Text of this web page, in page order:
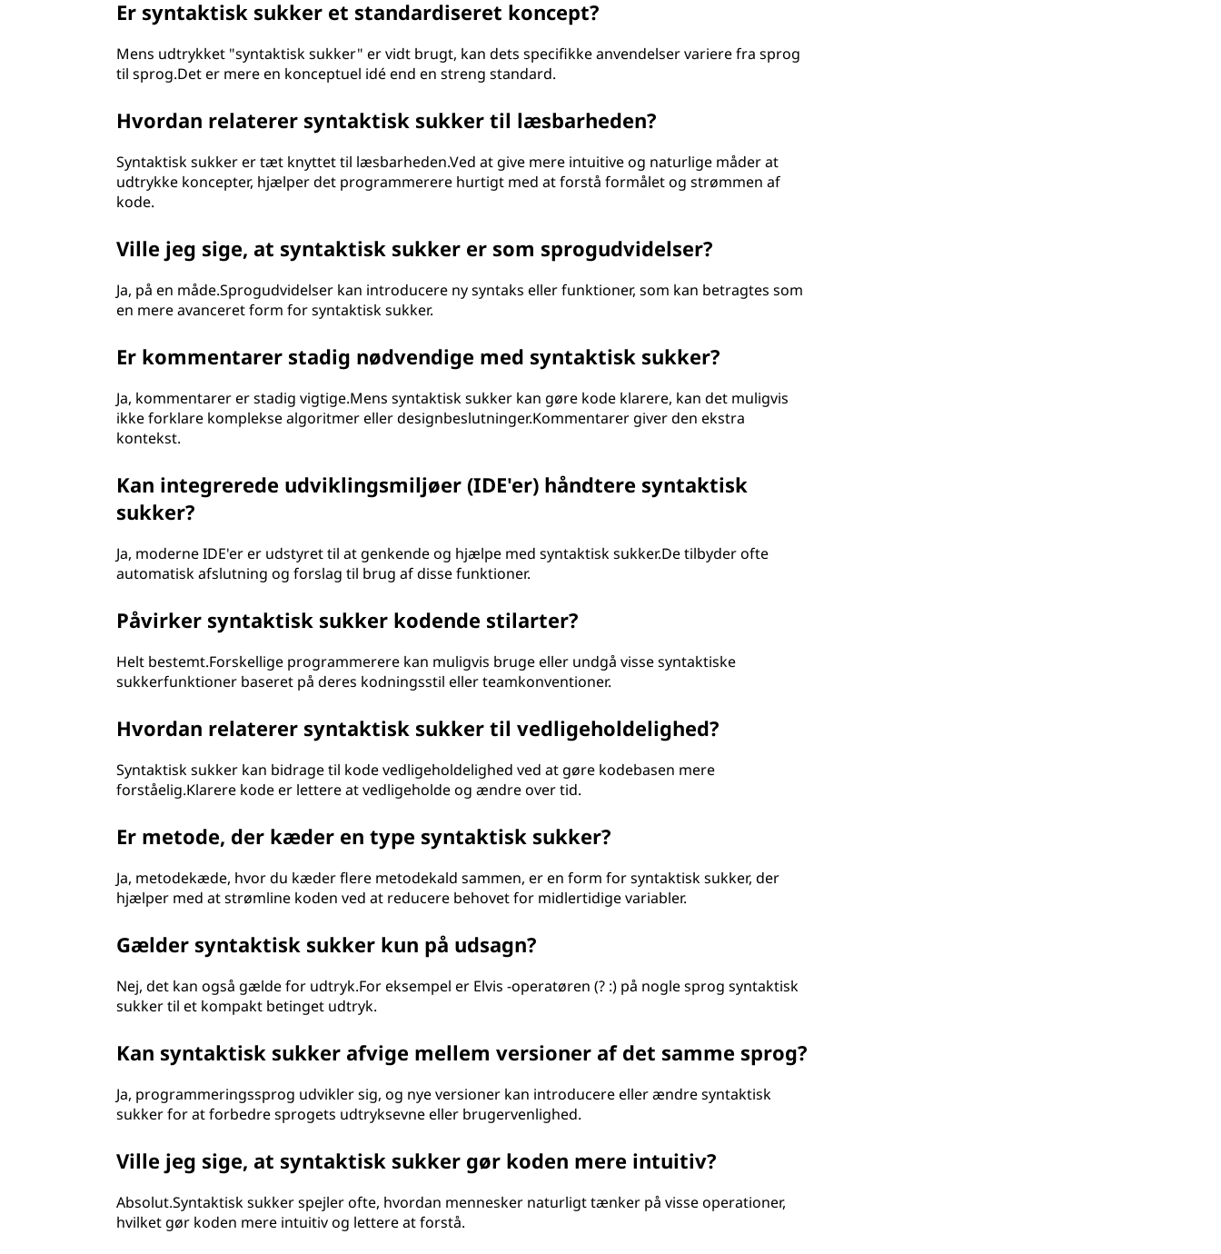
Er syntaktisk sukker et standardiseret koncept?
Mens udtrykket "syntaktisk sukker" er vidt brugt, kan dets specifikke anvendelser variere fra sprog
til sprog.Det er mere en konceptuel idé end en streng standard.
Hvordan relaterer syntaktisk sukker til læsbarheden?
Syntaktisk sukker er tæt knyttet til læsbarheden.Ved at give mere intuitive og naturlige måder at
udtrykke koncepter, hjælper det programmerere hurtigt med at forstå formålet og strømmen af
kode.
Ville jeg sige, at syntaktisk sukker er som sprogudvidelser?
Ja, på en måde.Sprogudvidelser kan introducere ny syntaks eller funktioner, som kan betragtes som
en mere avanceret form for syntaktisk sukker.
Er kommentarer stadig nødvendige med syntaktisk sukker?
Ja, kommentarer er stadig vigtige.Mens syntaktisk sukker kan gøre kode klarere, kan det muligvis
ikke forklare komplekse algoritmer eller designbeslutninger.Kommentarer giver den ekstra
kontekst.
Kan integrerede udviklingsmiljøer (IDE'er) håndtere syntaktisk
sukker?
Ja, moderne IDE'er er udstyret til at genkende og hjælpe med syntaktisk sukker.De tilbyder ofte
automatisk afslutning og forslag til brug af disse funktioner.
Påvirker syntaktisk sukker kodende stilarter?
Helt bestemt.Forskellige programmerere kan muligvis bruge eller undgå visse syntaktiske
sukkerfunktioner baseret på deres kodningsstil eller teamkonventioner.
Hvordan relaterer syntaktisk sukker til vedligeholdelighed?
Syntaktisk sukker kan bidrage til kode vedligeholdelighed ved at gøre kodebasen mere
forståelig.Klarere kode er lettere at vedligeholde og ændre over tid.
Er metode, der kæder en type syntaktisk sukker?
Ja, metodekæde, hvor du kæder flere metodekald sammen, er en form for syntaktisk sukker, der
hjælper med at strømline koden ved at reducere behovet for midlertidige variabler.
Gælder syntaktisk sukker kun på udsagn?
Nej, det kan også gælde for udtryk.For eksempel er Elvis -operatøren (? :) på nogle sprog syntaktisk
sukker til et kompakt betinget udtryk.
Kan syntaktisk sukker afvige mellem versioner af det samme sprog?
Ja, programmeringssprog udvikler sig, og nye versioner kan introducere eller ændre syntaktisk
sukker for at forbedre sprogets udtryksevne eller brugervenlighed.
Ville jeg sige, at syntaktisk sukker gør koden mere intuitiv?
Absolut.Syntaktisk sukker spejler ofte, hvordan mennesker naturligt tænker på visse operationer,
hvilket gør koden mere intuitiv og lettere at forstå.